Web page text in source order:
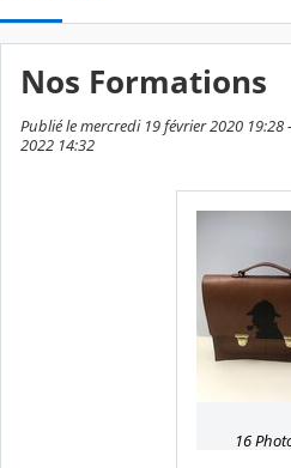
Nos Formations
Publié le mercredi 19 février 2020
2022 14:32
16